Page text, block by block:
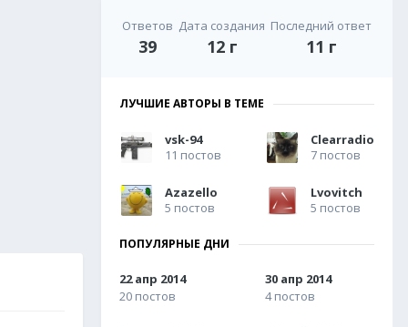
Ответов
39
Дата создания
12 г
Последний ответ
11 г
ЛУЧШИЕ АВТОРЫ В ТЕМЕ
vsk-94
11 постов
Clearradio
7 постов
Azazello
5 постов
Lvovitch
5 постов
ПОПУЛЯРНЫЕ ДНИ
22 апр 2014
20 постов
30 апр 2014
4 постов